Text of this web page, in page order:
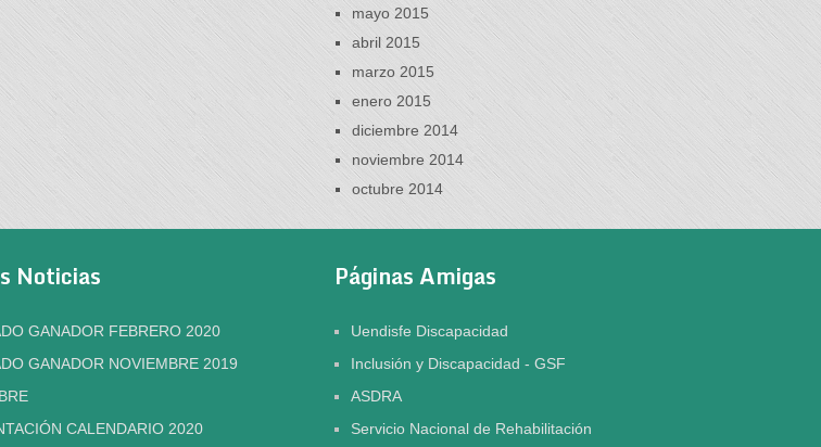
mayo 2015
abril 2015
marzo 2015
enero 2015
diciembre 2014
noviembre 2014
octubre 2014
Noticias
GANADOR FEBRERO 2020
GANADOR NOVIEMBRE 2019
CALENDARIO 2020
Páginas Amigas
Uendisfe Discapacidad
Inclusión y Discapacidad - GSF
ASDRA
Servicio Nacional de Rehabilitación